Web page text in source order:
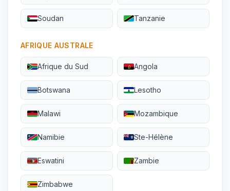
Soudan Tanzanie
AFRIQUE AUSTRALE
Afrique du Sud Angola
Botswana Lesotho
Malawi Mozambique
Namibie Ste-Hélène
Eswatini Zambie
Zimbabwe